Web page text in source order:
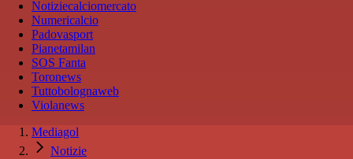
Notiziecalciomercato
Numericalcio
Padovasport
Pianetamilan
SOS Fanta
Toronews
Tuttobolognaweb
Violanews
Mediagol
Notizie